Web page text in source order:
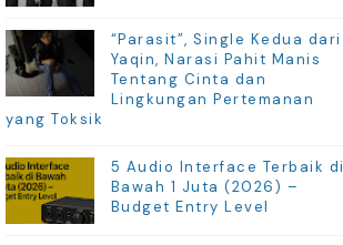
“Parasit”, Single Kedua dari
Yaqin, Narasi Pahit Manis
Tentang Cinta dan
Lingkungan Pertemanan
yang Toksik
5 Audio Interface Terbaik di
Bawah 1 Juta (2026) –
Budget Entry Level